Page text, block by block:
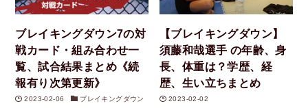
ブレイキングダウン7の対
戦カード・組み合わせ一
覧、試合結果まとめ《続
報有り次第更新》
2023-02-06 ブレイキングダウン
【ブレイキングダウン】
須藤和哉選手 の年齢、身
長、体重は？学歴、経
歴、生い立ちまとめ
2023-02-02